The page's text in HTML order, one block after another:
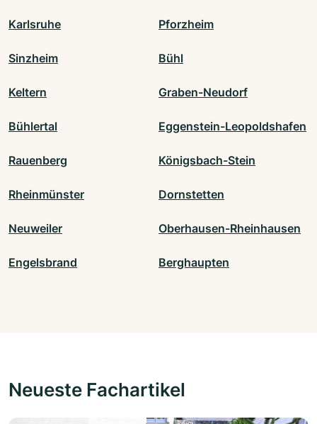
Karlsruhe Pforzheim
Sinzheim Bühl
Keltern Graben-Neudorf
Bühlertal Eggenstein-Leopoldshafen
Rauenberg Königsbach-Stein
Rheinmünster Dornstetten
Neuweiler Oberhausen-Rheinhausen
Engelsbrand Berghaupten
Neueste Fachartikel